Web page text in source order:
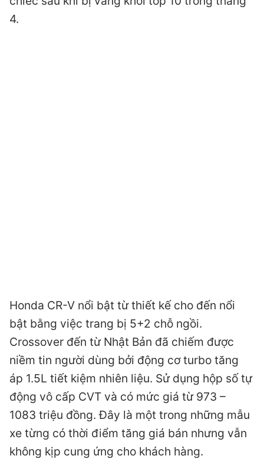
4.
Honda CR-V nổi bật từ thiết kế cho đến nổi
bật bằng việc trang bị 5+2 chỗ ngồi.
Crossover đến từ Nhật Bản đã chiếm được
niềm tin người dùng bởi động cơ turbo tăng
áp 1.5L tiết kiệm nhiên liệu. Sử dụng hộp số tự
động vô cấp CVT và có mức giá từ 973 –
1083 triệu đồng. Đây là một trong những mẫu
xe từng có thời điểm tăng giá bán nhưng vẫn
không kịp cung ứng cho khách hàng.